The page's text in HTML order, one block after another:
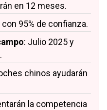
en 12 meses.
con 95% de confianza.
: Julio 2025 y
chinos ayudarán
la competencia